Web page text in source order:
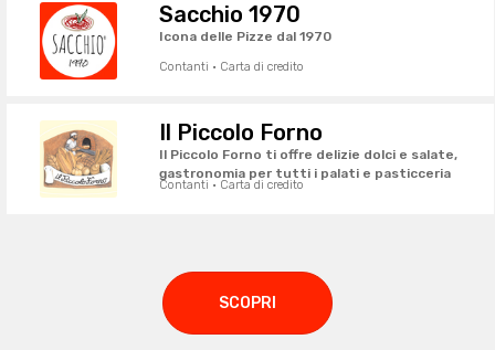
Sacchio 1970
Icona delle Pizze dal 1970
Contanti · Carta di credito
Il Piccolo Forno
Il Piccolo Forno ti offre delizie dolci e salate,
gastronomia per tutti i palati e pasticceria
Contanti · Carta di credito
SCOPRI